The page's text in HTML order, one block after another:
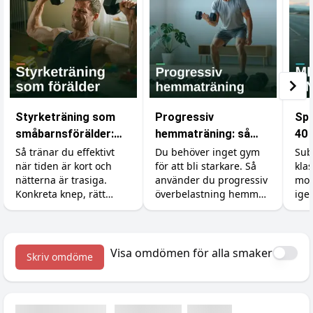
Styrketräning som
småbarnsförälder:
bygg muskler på lite
tid och lite sömn
Så tränar du effektivt
när tiden är kort och
nätterna är trasiga.
Konkreta knep, rätt
tillskott och realistiska
Progressiv
hemmaträning: så
bygger du muskler
utan gym
Du behöver inget gym
för att bli starkare. Så
använder du progressiv
överbelastning hemma
med hantlar,
tillskotten som stöttar
40
dig
Skriv omdöme Visa omdömen för alla smaker